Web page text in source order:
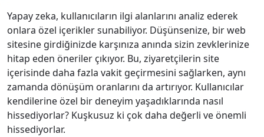
Yapay zeka, kullanıcıların ilgi alanlarını analiz ederek
onlara özel içerikler sunabiliyor. Düşünsenize, bir web
sitesine girdiğinizde karşınıza anında sizin zevklerinize
hitap eden öneriler çıkıyor. Bu, ziyaretçilerin site
içerisinde daha fazla vakit geçirmesini sağlarken, aynı
zamanda dönüşüm oranlarını da artırıyor. Kullanıcılar
kendilerine özel bir deneyim yaşadıklarında nasıl
hissediyorlar? Kuşkusuz ki çok daha değerli ve önemli
hissediyorlar.